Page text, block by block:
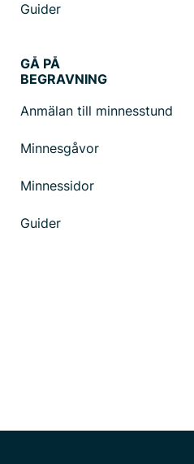
Guider
GÅ PÅ
BEGRAVNING
Anmälan till minnesstund
Minnesgåvor
Minnessidor
Guider